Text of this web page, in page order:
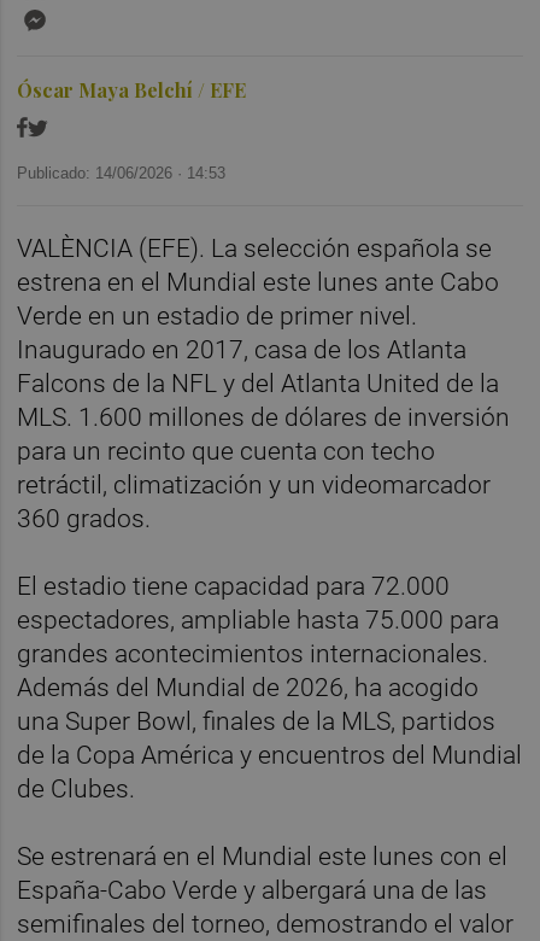
Óscar Maya Belchí / EFE
Publicado: 14/06/2026 · 14:53
VALÈNCIA (EFE). La selección española se
estrena en el Mundial este lunes ante Cabo
Verde en un estadio de primer nivel.
Inaugurado en 2017, casa de los Atlanta
Falcons de la NFL y del Atlanta United de la
MLS. 1.600 millones de dólares de inversión
para un recinto que cuenta con techo
retráctil, climatización y un videomarcador
360 grados.
El estadio tiene capacidad para 72.000
espectadores, ampliable hasta 75.000 para
grandes acontecimientos internacionales.
Además del Mundial de 2026, ha acogido
una Super Bowl, finales de la MLS, partidos
de la Copa América y encuentros del Mundial
de Clubes.
Se estrenará en el Mundial este lunes con el
España-Cabo Verde y albergará una de las
semifinales del torneo, demostrando el valor